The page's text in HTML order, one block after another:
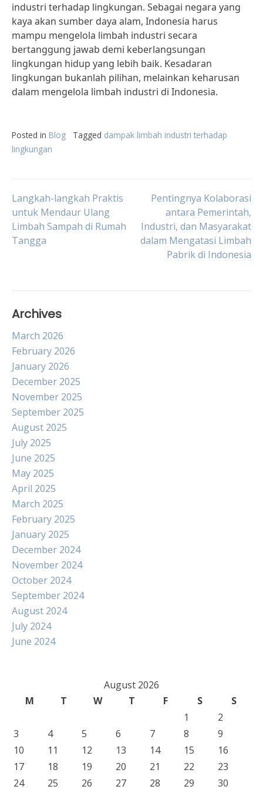
industri terhadap lingkungan. Sebagai negara yang
kaya akan sumber daya alam, Indonesia harus
mampu mengelola limbah industri secara
bertanggung jawab demi keberlangsungan
lingkungan hidup yang lebih baik. Kesadaran
lingkungan bukanlah pilihan, melainkan keharusan
dalam mengelola limbah industri di Indonesia.
Posted in Blog Tagged dampak limbah industri terhadap
lingkungan
Post
navigation
Langkah-langkah Praktis
untuk Mendaur Ulang
Limbah Sampah di Rumah
Tangga
Pentingnya Kolaborasi
antara Pemerintah,
Industri, dan Masyarakat
dalam Mengatasi Limbah
Pabrik di Indonesia
Archives
March 2026
February 2026
January 2026
December 2025
November 2025
September 2025
August 2025
July 2025
June 2025
May 2025
April 2025
March 2025
February 2025
January 2025
December 2024
November 2024
October 2024
September 2024
August 2024
July 2024
June 2024
August 2026
M
T W T F S
S
1
2
3
4 5 6 7 8
9
10
11 12 13 14 15
16
17
18 19 20 21 22
23
24
25 26 27 28 29 30